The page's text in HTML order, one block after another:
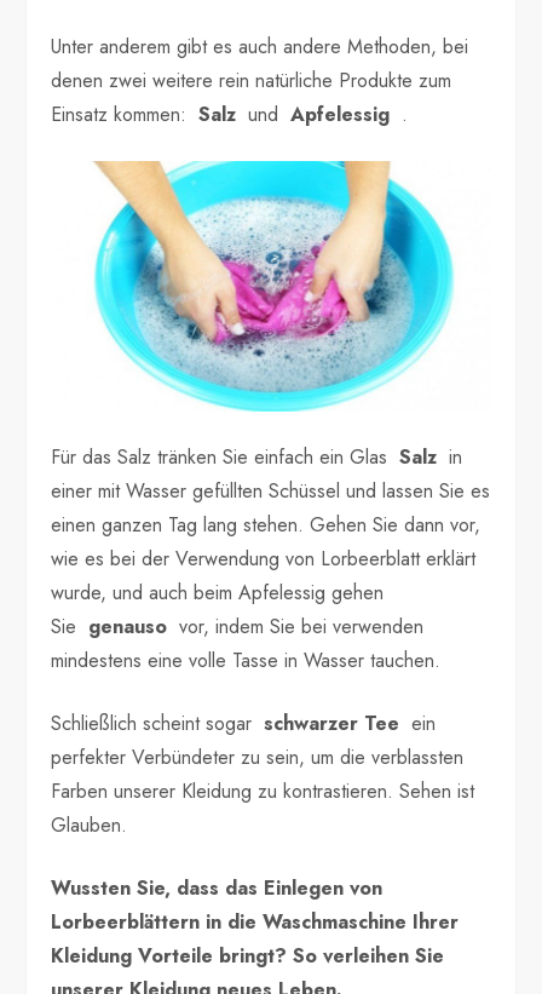
Unter anderem gibt es auch andere Methoden, bei
denen zwei weitere rein natürliche Produkte zum
Einsatz kommen:Salz undApfelessig .
Für das Salz tränken Sie einfach ein GlasSalz in
einer mit Wasser gefüllten Schüssel und lassen Sie es
einen ganzen Tag lang stehen. Gehen Sie dann vor,
wie es bei der Verwendung von Lorbeerblatt erklärt
wurde, und auch beim Apfelessig gehen
Sie genauso vor, indem Sie bei verwenden
mindestens eine volle Tasse in Wasser tauchen.
Schließlich scheint sogarschwarzer Tee ein
perfekter Verbündeter zu sein, um die verblassten
Farben unserer Kleidung zu kontrastieren. Sehen ist
Glauben.
Wussten Sie, dass das Einlegen von
Lorbeerblättern in die Waschmaschine Ihrer
Kleidung Vorteile bringt? So verleihen Sie